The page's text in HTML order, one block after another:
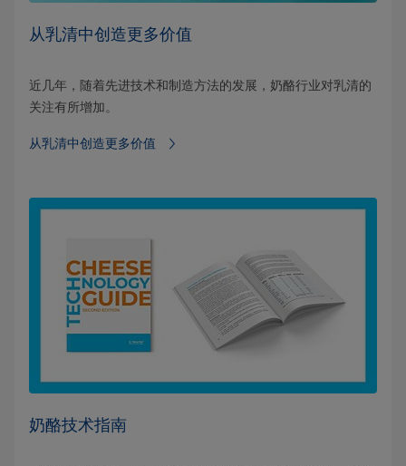
从乳清中创造更多价值
近几年，随着先进技术和制造方法的发展，奶酪行业对乳清的
关注有所增加。
从乳清中创造更多价值
奶酪技术指南